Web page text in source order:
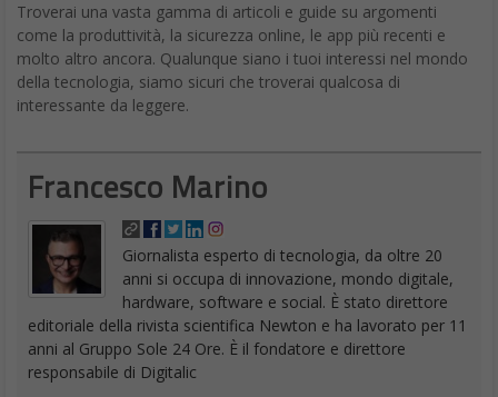
iOS 18: l’anteprima delle
innovazioni alla Apple
WWDC24
FRANCESCO| 9 GIU 2024|
Le novità di iOS 18 alla Apple WWDC24 sembrano
indicare l’arrivo dell’AI su iPhone. Guardando l’invito,
che di solito nasconde informazioni utili, gli anelli
colorati potrebbero far pensare ad una nuova Siri,
rinnovata nelle funzioni, nell’intelligenza e nella